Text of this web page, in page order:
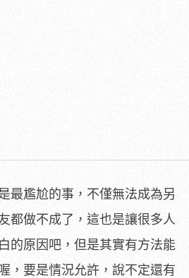
最尷尬的事，不僅無法成為另
都做不成了，這也是讓很多人
的原因吧，但是其實有方法能
，要是情況允許，說不定還有